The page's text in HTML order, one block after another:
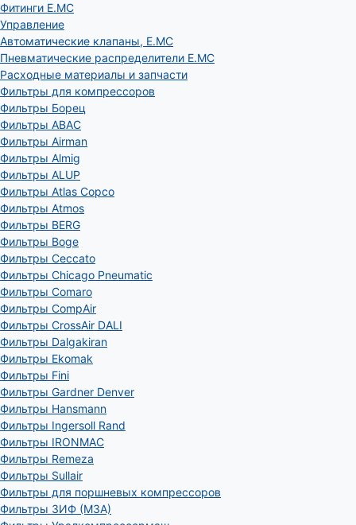
Фитинги E.MC
Управление
Автоматические клапаны, Е.МС
Пневматические распределители E.MC
Расходные материалы и запчасти
Фильтры для компрессоров
Фильтры Борец
Фильтры ABAC
Фильтры Airman
Фильтры Almig
Фильтры ALUP
Фильтры Atlas Copco
Фильтры Atmos
Фильтры BERG
Фильтры Boge
Фильтры Ceccato
Фильтры Chicago Pneumatic
Фильтры Comaro
Фильтры CompAir
Фильтры CrossAir DALI
Фильтры Dalgakiran
Фильтры Ekomak
Фильтры Fini
Фильтры Gardner Denver
Фильтры Hansmann
Фильтры Ingersoll Rand
Фильтры IRONMAC
Фильтры Remeza
Фильтры Sullair
Фильтры для поршневых компрессоров
Фильтры ЗИФ (МЗА)